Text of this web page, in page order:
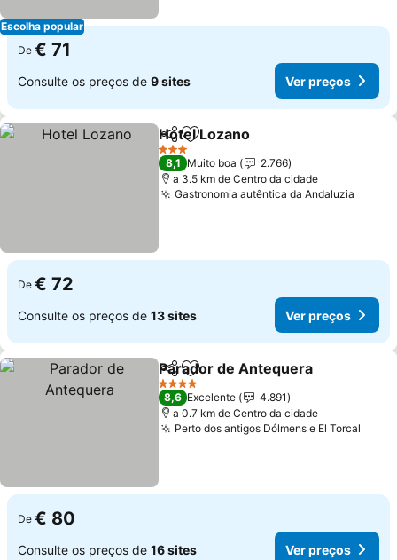
Escolha popular
De € 71
Consulte os preços de 9 sites Ver preços
PartilharAdicionar aos favoritos
Hotel Lozano
3 Estrelas
8,1 Muito boa
2.766
a 3.5 km de Centro da cidade
Gastronomia autêntica da Andaluzia
De € 72
Consulte os preços de 13 sites Ver preços
PartilharAdicionar aos favoritos
Parador de Antequera
4 Estrelas
8,6 Excelente
4.891
a 0.7 km de Centro da cidade
Perto dos antigos Dólmens e El Torcal
De € 80
Consulte os preços de 16 sites Ver preços